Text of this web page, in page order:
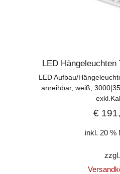
LED
LED Aufbau/
anreihbar, weiß,
€
inkl. 20 %
zzgl.